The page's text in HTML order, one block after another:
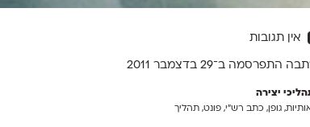
אין תגובות
התפרסמה ב־29 ב דצמבר 2011
יצירה
, גופן , כתב רש"י, פונט, תהליך